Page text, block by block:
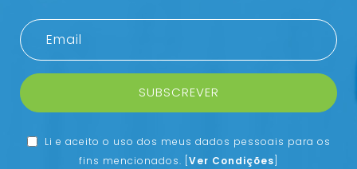
SUBSCREVER
Li e aceito o uso dos meus dados pessoais para os
fins mencionados. Ver Condições